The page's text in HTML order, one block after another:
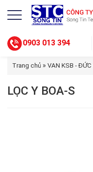
0903 013 394
Trang chủ » VAN KSB - ĐỨC
LỌC Y BOA-S